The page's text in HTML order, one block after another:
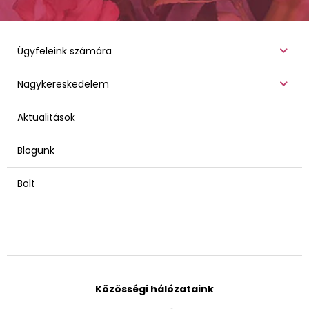
Ügyfeleink számára
Nagykereskedelem
Aktualitások
Blogunk
Bolt
Közösségi hálózataink